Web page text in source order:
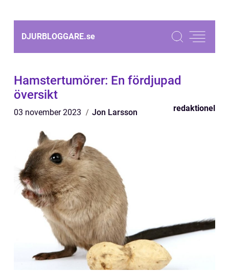
DJURBLOGGARE.se
Hamstertumörer: En fördjupad
översikt
03 november 2023 Jon Larsson redaktionel